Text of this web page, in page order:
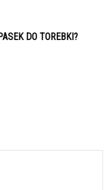
DO TOREBKI?